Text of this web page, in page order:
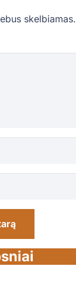
skelbiamas.